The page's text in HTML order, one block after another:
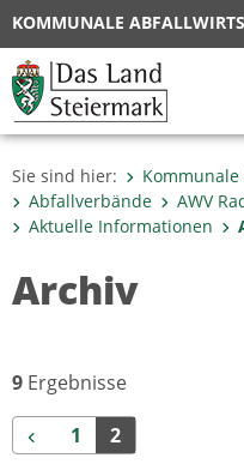
KOMMUNALE
Sie sind hier:
Abfallverbände
AWV
Aktuelle Informationen
Archiv
9 Ergebnisse
Zurück
1 2